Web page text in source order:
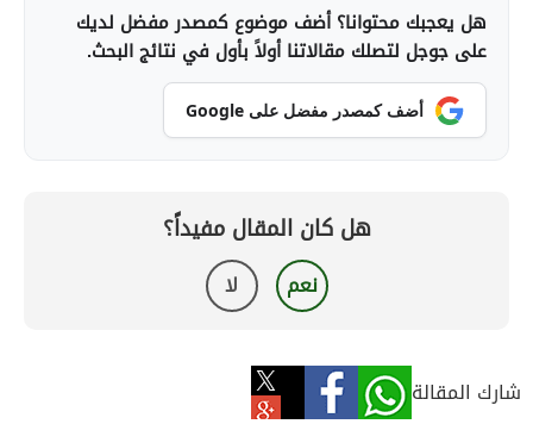
هل يعجبك محتوانا؟ أضف موضوع كمصدر مفضل لديك
على جوجل لتصلك مقالاتنا أولاً بأول في نتائج البحث.
أضف كمصدر مفضل على Google
هل كان المقال مفيداً؟
نعم لا
شارك المقالة